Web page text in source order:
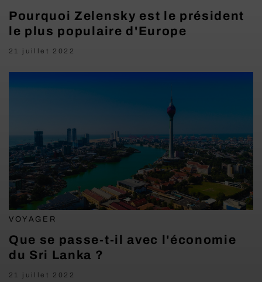
Pourquoi Zelensky est le président
le plus populaire d'Europe
21 juillet 2022
VOYAGER
Que se passe-t-il avec l'économie
du Sri Lanka ?
21 juillet 2022